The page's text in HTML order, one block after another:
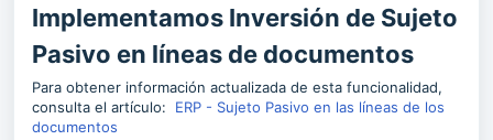
Implementamos Inversión de Sujeto
Pasivo en líneas de documentos
Para obtener información actualizada de esta funcionalidad,
consulta el artículo:
ERP - Sujeto Pasivo en las líneas de los
documentos